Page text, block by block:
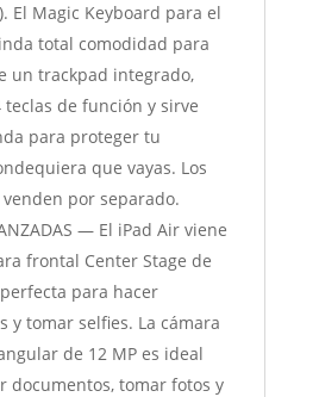
El Magic Keyboard para el
total comodidad para
un trackpad integrado,
teclas de función y sirve
para proteger tu
que vayas. Los
por separado.
— El iPad Air viene
frontal Center Stage de
para hacer
y tomar selfies. La cámara
de 12 MP es ideal
documentos, tomar fotos y